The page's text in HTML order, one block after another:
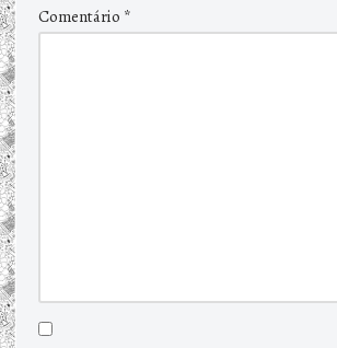
Comentário *